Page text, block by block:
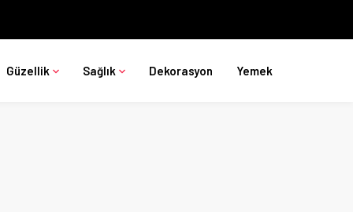
Güzellik Sağlık Dekorasyon Yemek